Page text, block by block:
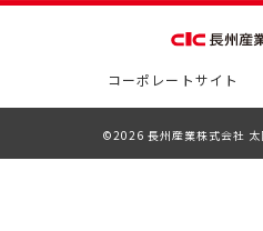
コーポレートサイト
©2026 長州産業株式会社 太